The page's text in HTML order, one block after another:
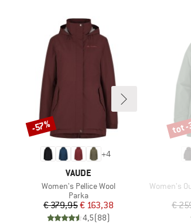
+4
MERK
VAUDE
Artikel
Women's Pellice Wool
Productgroep
Parka
Prijs
€ 379,95Verlaagde prijs
€ 163,38
4,5(88)
Korting
-57%
Artikel
Women's
€
tot